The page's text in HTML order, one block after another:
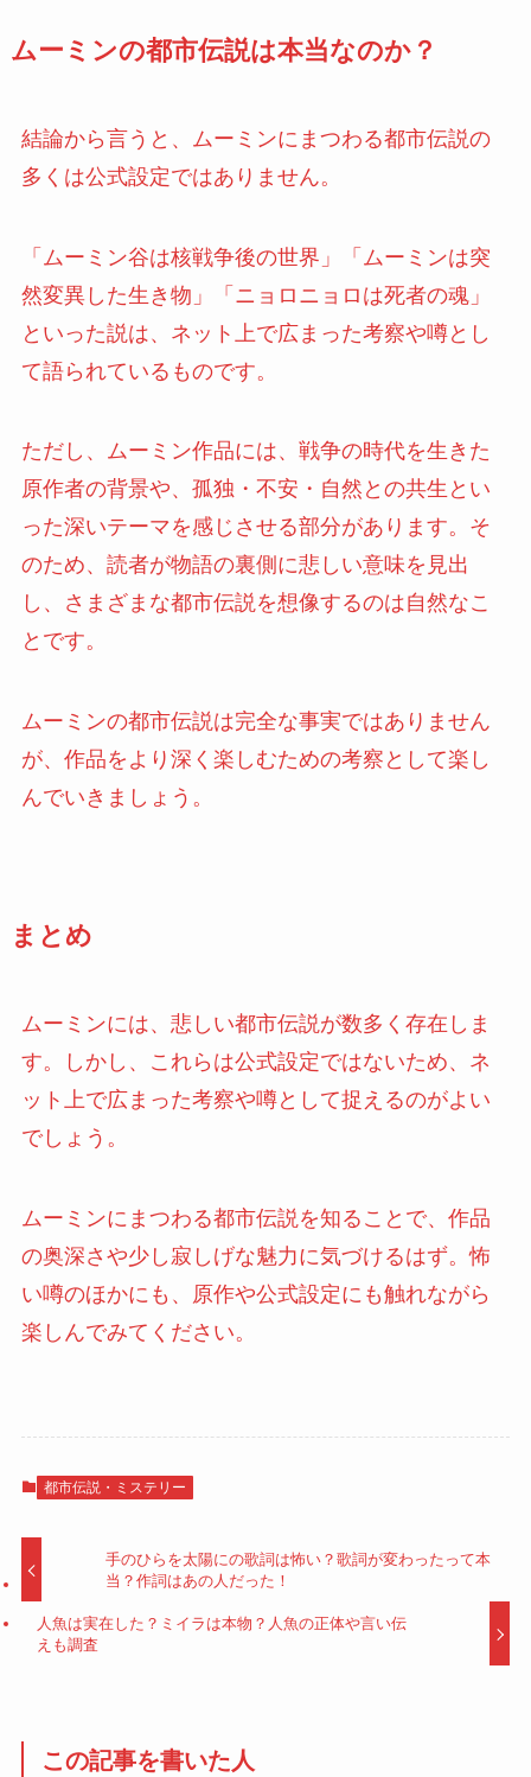
ムーミンの都市伝説は本当なのか？
結論から言うと、ムーミンにまつわる都市伝説の
多くは公式設定ではありません。
「ムーミン谷は核戦争後の世界」「ムーミンは突
然変異した生き物」「ニョロニョロは死者の魂」
といった説は、ネット上で広まった考察や噂とし
て語られているものです。
ただし、ムーミン作品には、戦争の時代を生きた
原作者の背景や、孤独・不安・自然との共生とい
った深いテーマを感じさせる部分があります。そ
のため、読者が物語の裏側に悲しい意味を見出
し、さまざまな都市伝説を想像するのは自然なこ
とです。
ムーミンの都市伝説は完全な事実ではありません
が、作品をより深く楽しむための考察として楽し
んでいきましょう。
まとめ
ムーミンには、悲しい都市伝説が数多く存在しま
す。しかし、これらは公式設定ではないため、ネ
ット上で広まった考察や噂として捉えるのがよい
でしょう。
ムーミンにまつわる都市伝説を知ることで、作品
の奥深さや少し寂しげな魅力に気づけるはず。怖
い噂のほかにも、原作や公式設定にも触れながら
楽しんでみてください。
都市伝説・ミステリー
手のひらを太陽にの歌詞は怖い？歌詞が変わったって本
当？作詞はあの人だった！
人魚は実在した？ミイラは本物？人魚の正体や言い伝
えも調査
この記事を書いた人